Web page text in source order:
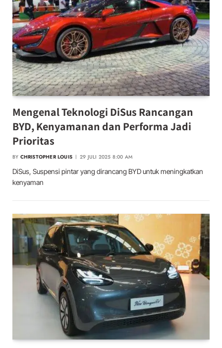
Mengenal Teknologi DiSus Rancangan
BYD, Kenyamanan dan Performa Jadi
Prioritas
BY CHRISTOPHER LOUIS 29 JULI 2025 8:00 AM
DiSus, Suspensi pintar yang dirancang BYD untuk meningkatkan
kenyaman